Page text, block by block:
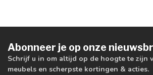
Abonneer je op onze
Schrijf u in om altijd op de hoogte te zijn
meubels en scherpste kortingen & acties.